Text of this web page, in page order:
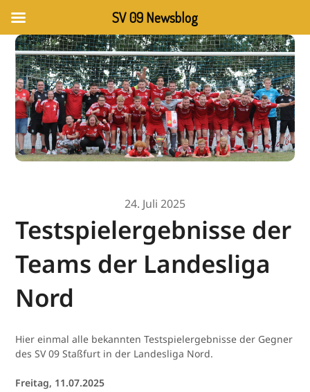
24. Juli 2025
Testspielergebnisse der
Teams der Landesliga
Nord
Hier einmal alle bekannten Testspielergebnisse der Gegner
des SV 09 Staßfurt in der Landesliga Nord.
Freitag, 11.07.2025
SV 09 Newsblog